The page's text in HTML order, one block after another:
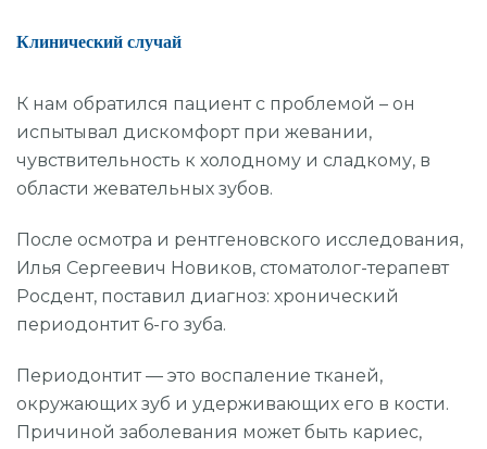
ИМПЛАНТАЦИЯ
ПРОТЕЗИРОВАНИЕ
УДАЛЕНИЕ ЗУБОВ
ОРТОДОНТИЯ (БРЕКЕТЫ И ЭЛАЙНЕРЫ)
ВИНИРЫ
ОТБЕЛИВАНИЕ
ГИГИЕНА
ДЕТСКАЯ СТОМАТОЛОГИЯ
Клинический случай
К нам обратился пациент с проблемой – он
испытывал дискомфорт при жевании,
чувствительность к холодному и сладкому, в
области жевательных зубов.
После осмотра и рентгеновского исследования,
Илья Сергеевич Новиков, стоматолог-терапевт
Росдент, поставил диагноз: хронический
периодонтит 6-го зуба.
Периодонтит — это воспаление тканей,
окружающих зуб и удерживающих его в кости.
Причиной заболевания может быть кариес,